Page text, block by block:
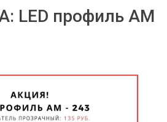
LED профиль АМ